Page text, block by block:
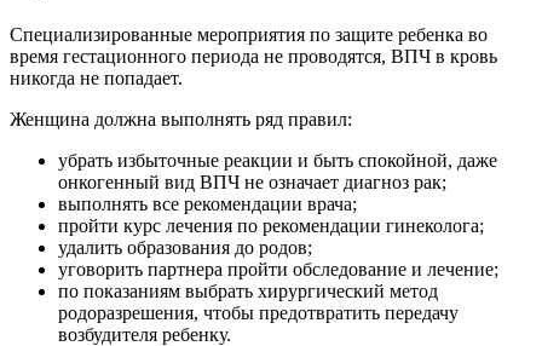
Специализированные мероприятия по защите ребенка во
время гестационного периода не проводятся, ВПЧ в кровь
никогда не попадает.
Женщина должна выполнять ряд правил:
убрать избыточные реакции и быть спокойной, даже
онкогенный вид ВПЧ не означает диагноз рак;
выполнять все рекомендации врача;
пройти курс лечения по рекомендации гинеколога;
удалить образования до родов;
уговорить партнера пройти обследование и лечение;
по показаниям выбрать хирургический метод
родоразрешения, чтобы предотвратить передачу
возбудителя ребенку.